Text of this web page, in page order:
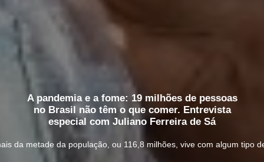
A pandemia e a fome: 19 milhões de pessoas
no Brasil não têm o que comer. Entrevista
especial com Juliano Ferreira de Sá
da metade da população, ou 116,8 milhões, vive com algum tipo